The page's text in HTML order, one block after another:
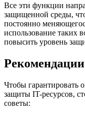
Все эти функции
защищенной среды,
постоянно
использование таких
повысить уровень
Чтобы гарантировать
защиты IT-ресурсов,
советы: